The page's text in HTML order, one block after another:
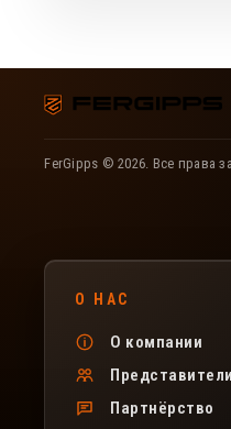
FerGipps © 2026. Все права
Полезные
О НАС
О компании
Представители
Партнёрство